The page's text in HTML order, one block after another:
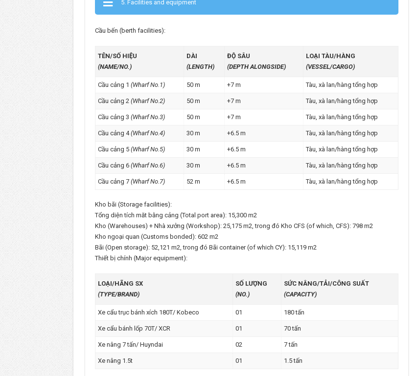
5. Facilities and equipment
Cầu bến (berth facilities):
TÊN/SỐ HIỆU
(NAME/NO.)
DÀI
(LENGTH)
ĐỘ SÂU
(DEPTH ALONGSIDE)
LOẠI TÀU/HÀNG
(VESSEL/CARGO)
Cầu cảng 1 (Wharf No.1) 50 m +7 m Tàu, xà lan/hàng tổng hợp
Cầu cảng 2 (Wharf No.2) 50 m +7 m Tàu, xà lan/hàng tổng hợp
Cầu cảng 3 (Wharf No.3) 50 m +7 m Tàu, xà lan/hàng tổng hợp
Cầu cảng 4(Wharf No.4) 30 m +6.5 m Tàu, xà lan/hàng tổng hợp
Cầu cảng 5 (Wharf No.5) 30 m +6.5 m Tàu, xà lan/hàng tổng hợp
Cầu cảng 6 (Wharf No.6) 30 m +6.5 m Tàu, xà lan/hàng tổng hợp
Cầu cảng 7 (Wharf No.7) 52 m +6.5 m Tàu, xà lan/hàng tổng hợp
Kho bãi (Storage facilities):
Tổng diện tích măt bằng cảng (Total port area): 15,300 m2
Kho (Warehouses) + Nhà xưởng (Workshop): 25,175 m2, trong đó Kho CFS (of which, CFS): 798 m2
Kho ngoại quan (Customs bonded): 602 m2
Bãi (Open storage): 52,121 m2, trong đó Bãi container (of which CY): 15,119 m2
Thiết bị chính (Major equipment):
LOẠI/HÃNG SX
(TYPE/BRAND)
SỐ LƯỢNG
(NO.)
SỨC NÂNG/TẢI/CÔNG SUẤT
(CAPACITY)
Xe cẩu trục bánh xích 180T/ Kobeco 01 180 tấn
Xe cẩu bánh lốp 70T/ XCR 01 70 tấn
Xe nâng 7 tấn/ Huyndai 02 7 tấn
Xe nâng 1.5t 01 1.5 tấn